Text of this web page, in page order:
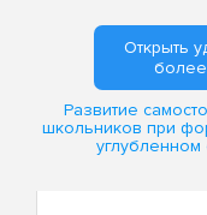
Открыть
Развитие
школьников при
углубленном